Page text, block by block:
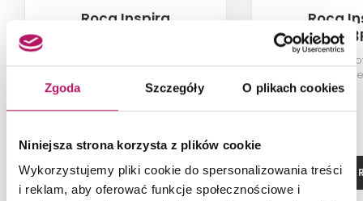
Zgoda Szczegóły O plikach cookies
Niniejsza strona korzysta z plików cookie
Wykorzystujemy pliki cookie do spersonalizowania treści
i reklam, aby oferować funkcje społecznościowe i
Roca Inspira
ZOBACZ PRODUKT
Roca
Umywalka
powłoką
ZOBACZ